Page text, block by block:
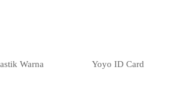
Warna Yoyo ID Card